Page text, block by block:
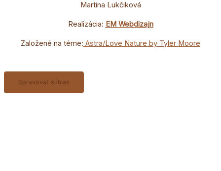
Martina Lukčiková
Realizácia: EM Webdizajn
Založené na téme: Astra/Love Nature by Tyler Moore
Spravovať súhlas